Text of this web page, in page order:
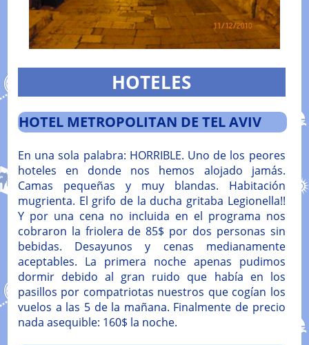
HOTELES
HOTEL METROPOLITAN DE TEL AVIV
En una sola palabra: HORRIBLE. Uno de los peores
hoteles en donde nos hemos alojado jamás.
Camas pequeñas y muy blandas. Habitación
mugrienta. El grifo de la ducha gritaba Legionella!!
Y por una cena no incluida en el programa nos
cobraron la friolera de 85$ por dos personas sin
bebidas. Desayunos y cenas medianamente
aceptables. La primera noche apenas pudimos
dormir debido al gran ruido que había en los
pasillos por compatriotas nuestros que cogían los
vuelos a las 5 de la mañana. Finalmente de precio
nada asequible: 160$ la noche.